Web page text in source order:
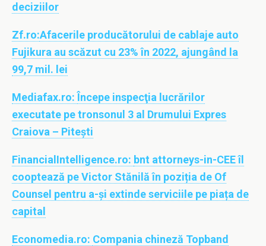
deciziilor
Zf.ro:Afacerile producătorului de cablaje auto
Fujikura au scăzut cu 23% în 2022, ajungând la
99,7 mil. lei
Mediafax.ro: Începe inspecţia lucrărilor
executate pe tronsonul 3 al Drumului Expres
Craiova – Piteşti
FinancialIntelligence.ro: bnt attorneys-in-CEE îl
cooptează pe Victor Stănilă în poziția de Of
Counsel pentru a-și extinde serviciile pe piața de
capital
Economedia.ro: Compania chineză Topband